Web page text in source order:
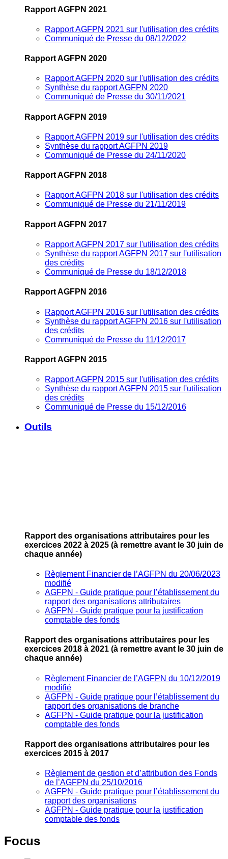
Rapport AGFPN 2021
Rapport AGFPN 2021 sur l'utilisation des crédits
Communiqué de Presse du 08/12/2022
Rapport AGFPN 2020
Rapport AGFPN 2020 sur l'utilisation des crédits
Synthèse du rapport AGFPN 2020
Communiqué de Presse du 30/11/2021
Rapport AGFPN 2019
Rapport AGFPN 2019 sur l'utilisation des crédits
Synthèse du rapport AGFPN 2019
Communiqué de Presse du 24/11/2020
Rapport AGFPN 2018
Rapport AGFPN 2018 sur l'utilisation des crédits
Communiqué de Presse du 21/11/2019
Rapport AGFPN 2017
Rapport AGFPN 2017 sur l'utilisation des crédits
Synthèse du rapport AGFPN 2017 sur l'utilisation
des crédits
Communiqué de Presse du 18/12/2018
Rapport AGFPN 2016
Rapport AGFPN 2016 sur l'utilisation des crédits
Synthèse du rapport AGFPN 2016 sur l'utilisation
des crédits
Communiqué de Presse du 11/12/2017
Rapport AGFPN 2015
Rapport AGFPN 2015 sur l'utilisation des crédits
Synthèse du rapport AGFPN 2015 sur l'utilisation
des crédits
Communiqué de Presse du 15/12/2016
Outils
Rapport des organisations attributaires pour les
exercices 2022 à 2025 (à remettre avant le 30 juin de
chaque année)
Règlement Financier de l’AGFPN du 20/06/2023
modifié
AGFPN ‐ Guide pratique pour l’établissement du
rapport des organisations attributaires
AGFPN ‐ Guide pratique pour la justification
comptable des fonds
Rapport des organisations attributaires pour les
exercices 2018 à 2021 (à remettre avant le 30 juin de
chaque année)
Règlement Financier de l’AGFPN du 10/12/2019
modifié
AGFPN ‐ Guide pratique pour l’établissement du
rapport des organisations de branche
AGFPN ‐ Guide pratique pour la justification
comptable des fonds
Rapport des organisations attributaires pour les
exercices 2015 à 2017
Règlement de gestion et d’attribution des Fonds
de l’AGFPN du 25/10/2016
AGFPN ‐ Guide pratique pour l’établissement du
rapport des organisations
AGFPN ‐ Guide pratique pour la justification
comptable des fonds
Focus